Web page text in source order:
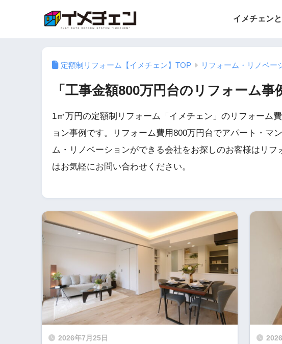
イメチェン
定額制リフォーム【イメチェン】TOP リフォーム・リノベー
「工事金額800万円台のリフォーム事
1㎡万円の定額制リフォーム「イメチェン」のリフォーム
ョン事例です。リフォーム費用800万円台でアパート・マ
ム・リノベーションができる会社をお探しのお客様はリ
はお気軽にお問い合わせください。
2026年7月25日